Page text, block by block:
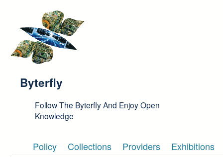
Byterfly
Follow The Byterfly And Enjoy Open
Knowledge
Policy Collections Providers Exhibitions